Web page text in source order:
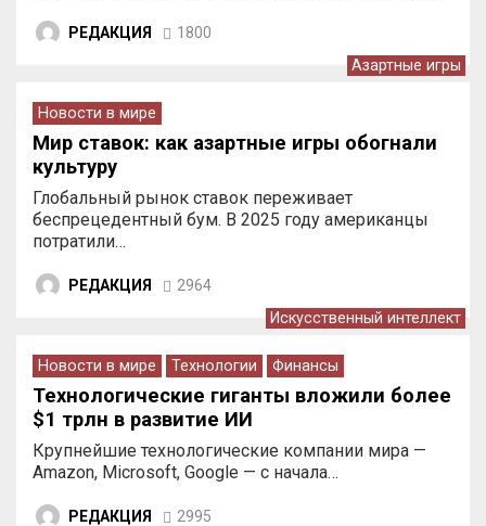
РЕДАКЦИЯ 1800
Азартные игры
Новости в мире
Мир ставок: как азартные игры обогнали
культуру
Глобальный рынок ставок переживает
беспрецедентный бум. В 2025 году американцы
потратили…
РЕДАКЦИЯ 2964
Искусственный интеллект
Новости в мире Технологии Финансы
Технологические гиганты вложили более
$1 трлн в развитие ИИ
Крупнейшие технологические компании мира —
Amazon, Microsoft, Google — с начала…
РЕДАКЦИЯ 2995